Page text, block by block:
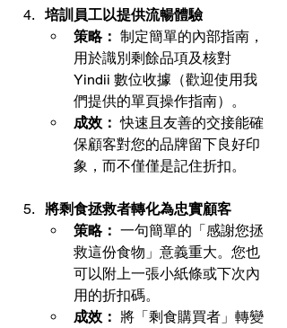
培訓員工以提供流暢體驗
策略： 制定簡單的內部指南，
用於識別剩餘品項及核對
Yindii 數位收據（歡迎使用我
們提供的單頁操作指南）。
成效： 快速且友善的交接能確
保顧客對您的品牌留下良好印
象，而不僅僅是記住折扣。
將剩食拯救者轉化為忠實顧客
策略： 一句簡單的「感謝您拯
救這份食物」意義重大。您也
可以附上一張小紙條或下次內
用的折扣碼。
成效： 將「剩食購買者」轉變